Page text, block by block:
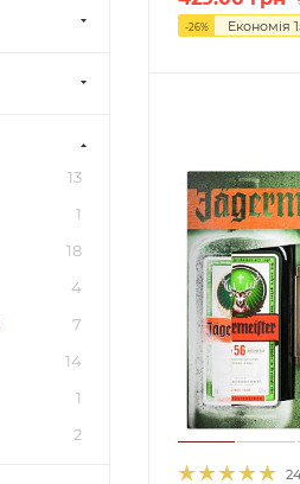
-26% Економія
13
1
18
4
7
14
1
2